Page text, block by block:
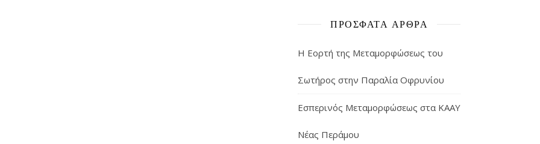
ΠΡΌΣΦΑΤΑ ΆΡΘΡΑ
Η Εορτή της Μεταμορφώσεως του
Σωτήρος στην Παραλία Οφρυνίου
Εσπερινός Μεταμορφώσεως στα ΚΑΑΥ
Νέας Περάμου